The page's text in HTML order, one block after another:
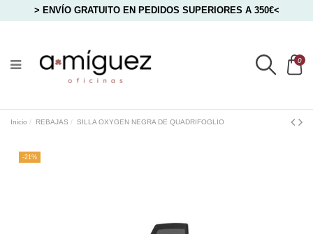
> ENVÍO GRATUITO EN PEDIDOS SUPERIORES A 350€<
0
Inicio REBAJAS SILLA OXYGEN NEGRA DE QUADRIFOGLIO
-21%